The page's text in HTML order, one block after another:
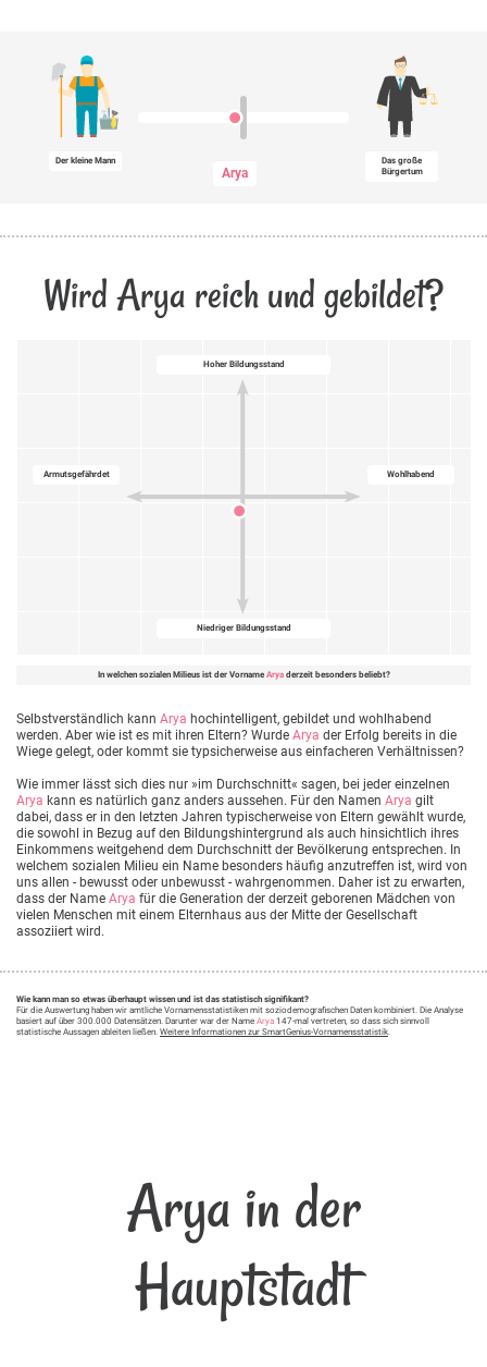
Der kleine Mann
Arya
Das große
Bürgertum
Wird Arya reich und gebildet?
Hoher Bildungsstand
Wohlhabend
Niedriger Bildungsstand
Armutsgefährdet
In welchen sozialen Milieus ist der Vorname Aryaderzeit besonders beliebt?
Selbstverständlich kann Arya hochintelligent, gebildet und wohlhabend
werden. Aber wie ist es mit ihren Eltern? Wurde Arya der Erfolg bereits in die
Wiege gelegt, oder kommt sie typsicherweise aus einfacheren Verhältnissen?
Wie immer lässt sich dies nur »im Durchschnitt« sagen, bei jeder einzelnen
Arya kann es natürlich ganz anders aussehen. Für den Namen Arya gilt
dabei, dass er in den letzten Jahren typischerweise von Eltern gewählt wurde,
die sowohl in Bezug auf den Bildungshintergrund als auch hinsichtlich ihres
Einkommens weitgehend dem Durchschnitt der Bevölkerung entsprechen. In
welchem sozialen Milieu ein Name besonders häufig anzutreffen ist, wird von
uns allen - bewusst oder unbewusst - wahrgenommen. Daher ist zu erwarten,
dass der Name Arya für die Generation der derzeit geborenen Mädchen von
vielen Menschen mit einem Elternhaus aus der Mitte der Gesellschaft
assoziiert wird.
Wie kann man so etwas überhaupt wissen und ist das statistisch signifikant?
Für die Auswertung haben wir amtliche Vornamensstatistiken mit soziodemografischen Daten kombiniert. Die Analyse
basiert auf über 300.000 Datensätzen. Darunter war der Name Arya 147-mal vertreten, so dass sich sinnvoll
statistische Aussagen ableiten ließen. Weitere Informationen zur SmartGenius-Vornamensstatistik
Arya in der
Hauptstadt